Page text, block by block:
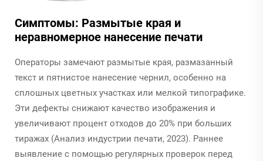
Симптомы: Размытые края и
неравномерное нанесение печати
Операторы замечают размытые края, размазанный
текст и пятнистое нанесение чернил, особенно на
сплошных цветных участках или мелкой типографике.
Эти дефекты снижают качество изображения и
увеличивают процент отходов до 20% при больших
тиражах (Анализ индустрии печати, 2023). Раннее
выявление с помощью регулярных проверок перед